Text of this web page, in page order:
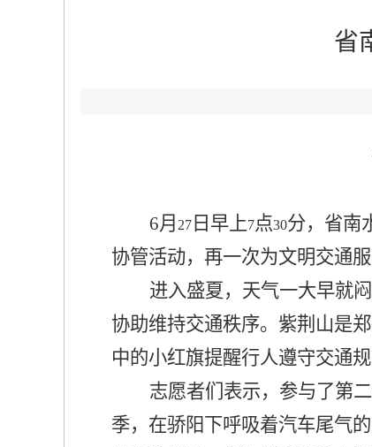
省
6月 27日早上7点30分，省南
协管活动，再一次为文明交通服
进入盛夏，天气一大早就
协助维持交通秩序。紫荆山是
中的小红旗提醒行人遵守交通
志愿者们表示，参与了第
季，在骄阳下呼吸着汽车尾气